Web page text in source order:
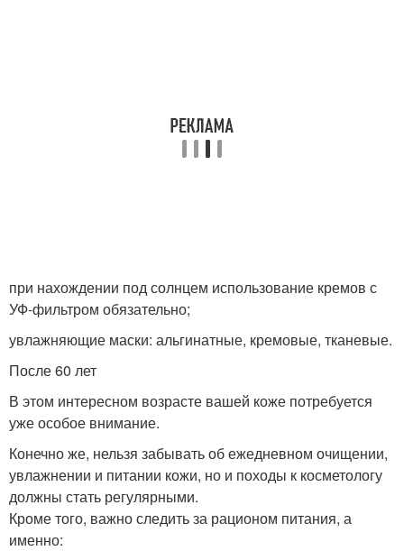
при нахождении под солнцем использование кремов с
УФ-фильтром обязательно;
увлажняющие маски: альгинатные, кремовые, тканевые.
После 60 лет
В этом интересном возрасте вашей коже потребуется
уже особое внимание.
Конечно же, нельзя забывать об ежедневном очищении,
увлажнении и питании кожи, но и походы к косметологу
должны стать регулярными.
Кроме того, важно следить за рационом питания, а
именно: